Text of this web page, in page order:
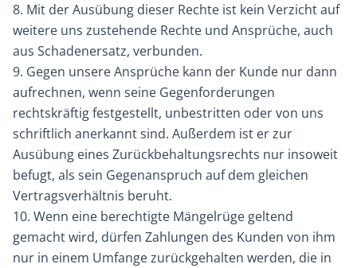
8. Mit der Ausübung dieser Rechte ist kein Verzicht auf
weitere uns zustehende Rechte und Ansprüche, auch
aus Schadenersatz, verbunden.
9. Gegen unsere Ansprüche kann der Kunde nur dann
aufrechnen, wenn seine Gegenforderungen
rechtskräftig festgestellt, unbestritten oder von uns
schriftlich anerkannt sind. Außerdem ist er zur
Ausübung eines Zurückbehaltungsrechts nur insoweit
befugt, als sein Gegenanspruch auf dem gleichen
Vertragsverhältnis beruht.
10. Wenn eine berechtigte Mängelrüge geltend
gemacht wird, dürfen Zahlungen des Kunden von ihm
nur in einem Umfange zurückgehalten werden, die in